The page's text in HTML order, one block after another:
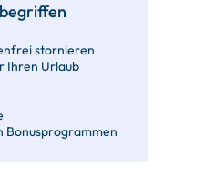
stornieren
Ihren Urlaub
Bonusprogrammen